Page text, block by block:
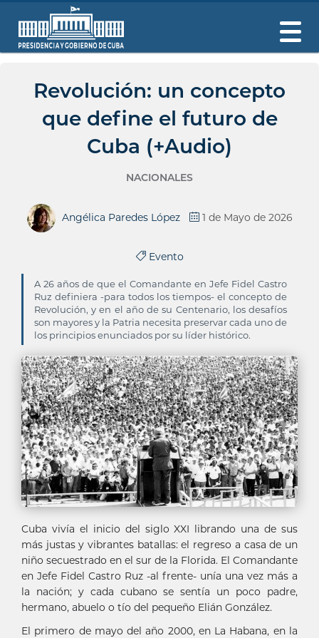
Revolución: un concepto
que define el futuro de
Cuba (+Audio)
NACIONALES
Angélica Paredes López 1 de Mayo de 2026
Evento
A 26 años de que el Comandante en Jefe Fidel Castro
Ruz definiera -para todos los tiempos- el concepto de
Revolución, y en el año de su Centenario, los desafíos
son mayores y la Patria necesita preservar cada uno de
los principios enunciados por su líder histórico.
Cuba vivía el inicio del siglo XXI librando una de sus
más justas y vibrantes batallas: el regreso a casa de un
niño secuestrado en el sur de la Florida. El Comandante
en Jefe Fidel Castro Ruz -al frente- unía una vez más a
la nación; y cada cubano se sentía un poco padre,
hermano, abuelo o tío del pequeño Elián González.
El primero de mayo del año 2000, en La Habana, en la